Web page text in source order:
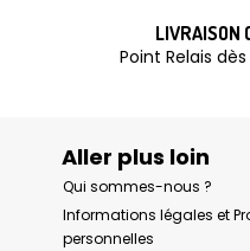
LIVRAISON
Point Relais
Aller plus loin
Qui sommes-nous ?
Informations légales et
personnelles